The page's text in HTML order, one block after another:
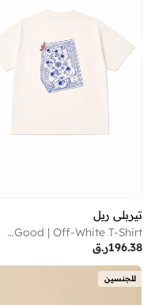
تيربلي ريل
The Feel-Good | Off-White T-Shirt
ر.ق196.38
للجنسين